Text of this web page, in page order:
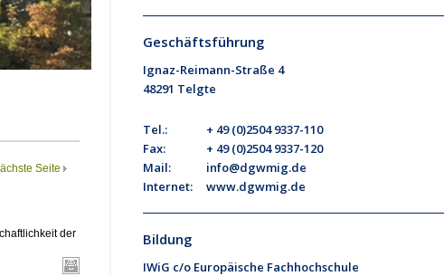
Geschäftsführung
Ignaz-Reimann-Straße 4
48291 Telgte
Tel.:
+ 49 (0)2504 9337-110
Fax:
+ 49 (0)2504 9337-120
Mail:
info@dgwmig.de
Internet:
www.dgwmig.de
Bildung
IWiG c/o Europäische Fachhochschule